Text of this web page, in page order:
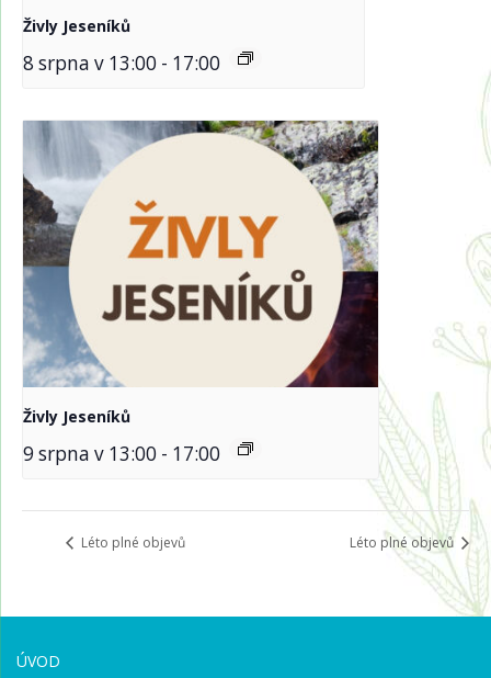
Živly Jeseníků
8 srpna v 13:00 - 17:00
Živly Jeseníků
9 srpna v 13:00 - 17:00
Léto plné objevů Léto plné objevů
ÚVOD